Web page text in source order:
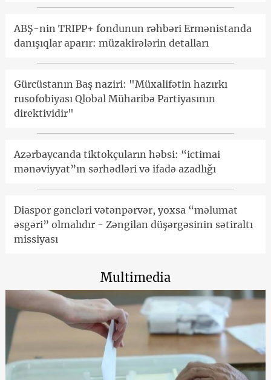
ABŞ-nin TRIPP+ fondunun rəhbəri Ermənistanda
danışıqlar aparır: müzakirələrin detalları
Gürcüstanın Baş naziri: "Müxalifətin hazırkı
rusofobiyası Qlobal Müharibə Partiyasının
direktividir"
Azərbaycanda tiktokçuların həbsi: “ictimai
mənəviyyat”ın sərhədləri və ifadə azadlığı
Diaspor gəncləri vətənpərvər, yoxsa “məlumat
əsgəri” olmalıdır - Zəngilan düşərgəsinin sətiraltı
missiyası
Multimedia